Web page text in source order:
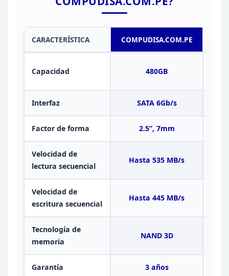
CARACTERÍSTICA COMPUDISA.COM.PE
Capacidad 480GB
Interfaz SATA 6Gb/s
Factor de forma 2.5”, 7mm
Velocidad de
lectura secuencial
Hasta 535 MB/s
Velocidad de
escritura secuencial
Hasta 445 MB/s
Tecnología de
memoria
NAND 3D
Garantía 3 años